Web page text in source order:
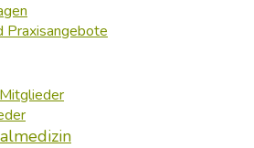
Praxisangebote